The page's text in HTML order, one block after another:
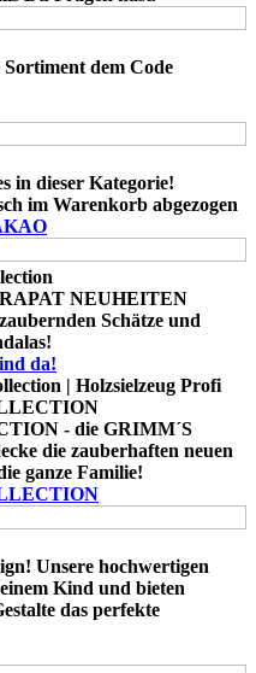
Sortiment dem Code
in dieser Kategorie!
im Warenkorb abgezogen
NEUHEITEN
Schätze und
da!
- die GRIMM´S
die zauberhaften neuen
ganze Familie!
Unsere hochwertigen
Kind und bieten
das perfekte